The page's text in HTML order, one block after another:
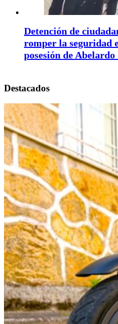
Detención de
romper la seguridad
posesión de
Destacados